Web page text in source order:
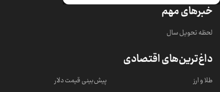
خبرهای مهم
لحظه تحویل سال
داغ‌ترین‌های اقتصادی
طلا و ارز
پیش‌بینی قیمت دلار